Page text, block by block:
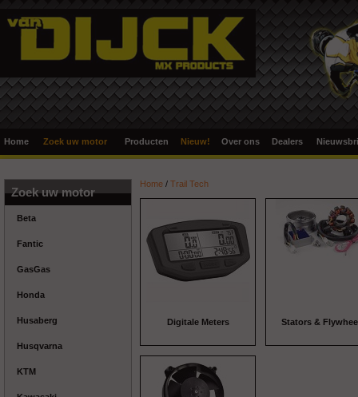
Home Zoek uw motor Producten Nieuw! Over ons Dealers
Zoek uw motor
Beta
Fantic
GasGas
Honda
Husaberg
Husqvarna
KTM
Home / Trail Tech
Digitale Meters Stators &